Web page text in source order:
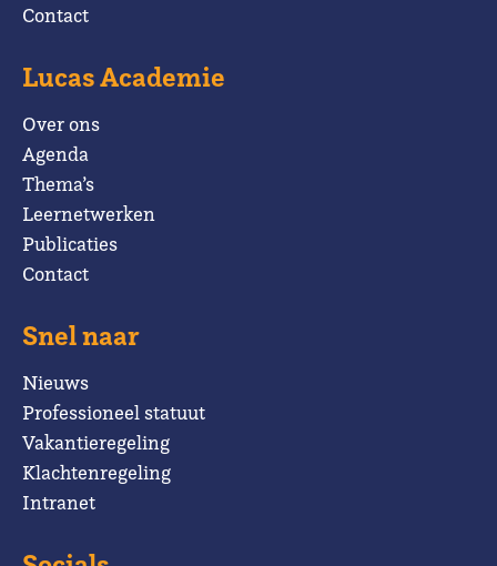
Contact
Lucas Academie
Over ons
Agenda
Thema’s
Leernetwerken
Publicaties
Contact
Snel naar
Nieuws
Professioneel statuut
Vakantieregeling
Klachtenregeling
Intranet